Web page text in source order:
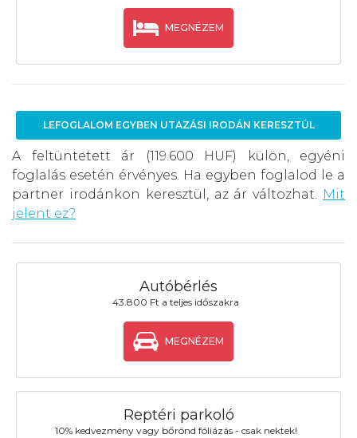
MEGNÉZEM
LEFOGLALOM EGYBEN UTAZÁSI IRODÁN KERESZTÜL
A feltüntetett ár (119.600 HUF) külön, egyéni
foglalás esetén érvényes. Ha egyben foglalod le a
partner irodánkon keresztül, az ár változhat. Mit
jelent ez?
Autóbérlés
43.800 Ft a teljes időszakra
MEGNÉZEM
Reptéri parkoló
10% kedvezmény vagy bőrönd fóliázás - csak nektek!